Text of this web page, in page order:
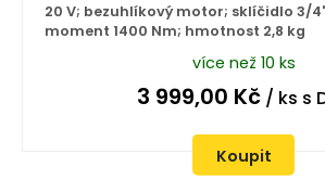
20 V; bezuhlíkový motor; sklíčidlo 3/
moment 1400 Nm; hmotnost 2,8 kg
více než 10 ks
3 999,00 Kč / ks s
Koupit